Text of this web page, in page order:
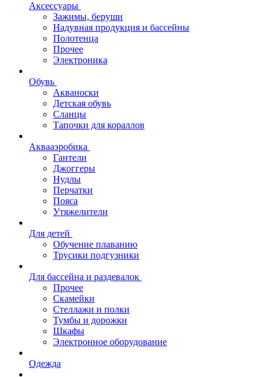
Аксессуары
Зажимы, беруши
Надувная продукция и бассейны
Полотенца
Прочее
Электроника
Обувь
Акваноски
Детская обувь
Сланцы
Тапочки для кораллов
Аквааэробика
Гантели
Джоггеры
Нудлы
Перчатки
Пояса
Утяжелители
Для детей
Обучение плаванию
Трусики подгузники
Для бассейна и раздевалок
Прочее
Скамейки
Стеллажи и полки
Тумбы и дорожки
Шкафы
Электронное оборудование
Одежда